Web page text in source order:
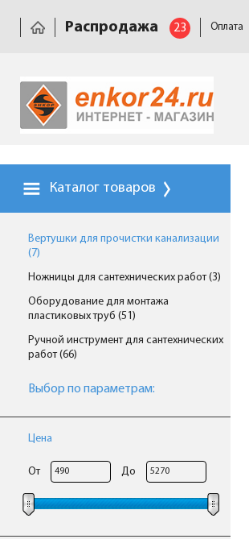
Распродажа 23 Оплата
Каталог товаров
Вертушки для прочистки канализации
(7)
Ножницы для сантехнических работ (3)
Оборудование для монтажа
пластиковых труб (51)
Ручной инструмент для сантехнических
работ (66)
Выбор по параметрам:
Цена
От До